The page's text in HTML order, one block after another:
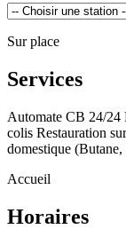
Sur place
Services
Automate CB 24/24
colis Restauration
domestique (Butane,
Accueil
Horaires